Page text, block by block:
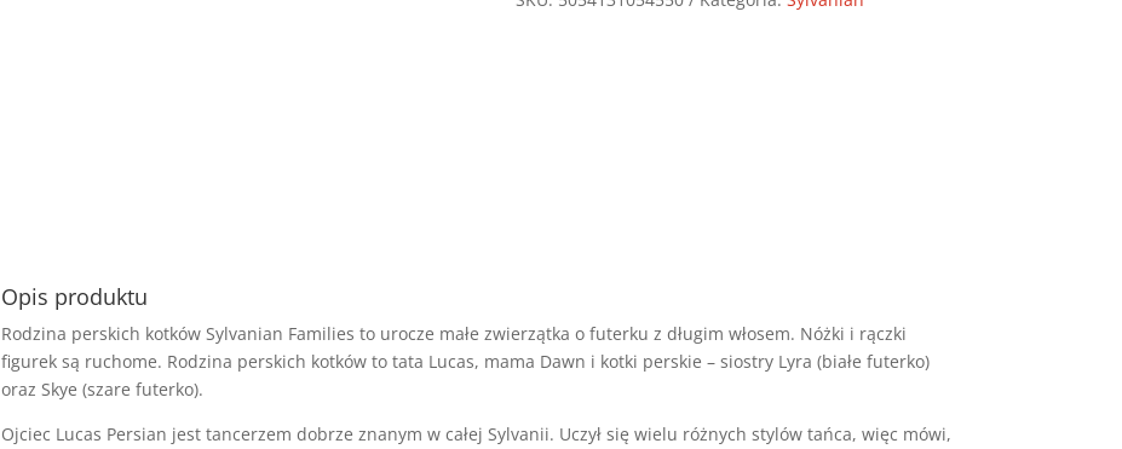
Perskich
Opis produktu
Rodzina perskich kotków Sylvanian Families to urocze małe zwierzątka o futerku z długim włosem. Nóżki i rączki
figurek są ruchome. Rodzina perskich kotków to tata Lucas, mama Dawn i kotki perskie – siostry Lyra (białe futerko)
oraz Skye (szare futerko).
Ojciec Lucas Persian jest tancerzem dobrze znanym w całej Sylvanii. Uczył się wielu różnych stylów tańca, więc mówi,